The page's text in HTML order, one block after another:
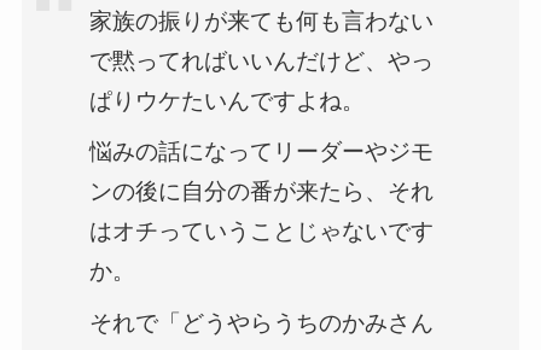
家族の振りが来ても何も言わない
で黙ってればいいんだけど、やっ
ぱりウケたいんですよね。
悩みの話になってリーダーやジモ
ンの後に自分の番が来たら、それ
はオチっていうことじゃないです
か。
それで「どうやらうちのかみさん